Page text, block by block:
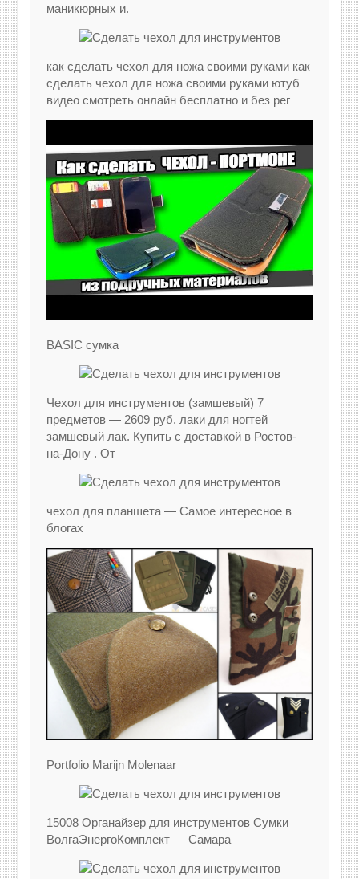
маникюрных и.
как сделать чехол для ножа своими руками как
сделать чехол для ножа своими руками ютуб
видео смотреть онлайн бесплатно и без рег
BASIC сумка
Чехол для инструментов (замшевый) 7
предметов — 2609 руб. лаки для ногтей
замшевый лак. Купить с доставкой в Ростов-
на-Дону . От
чехол для планшета — Самое интересное в
блогах
Portfolio Marijn Molenaar
15008 Органайзер для инструментов Сумки
ВолгаЭнергоКомплект — Самара